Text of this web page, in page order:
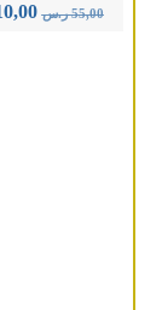
55,00 ر.س